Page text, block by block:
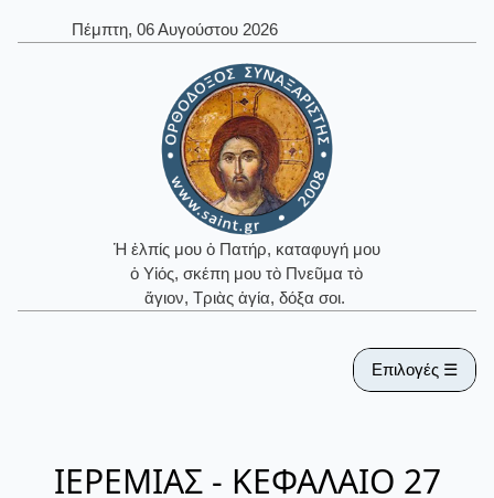
Πέμπτη, 06 Αυγούστου 2026
Ἡ ἐλπίς μου ὁ Πατήρ, καταφυγή μου
ὁ Υἱός, σκέπη μου τὸ Πνεῦμα τὸ
ἅγιον, Τριὰς ἁγία, δόξα σοι.
Επιλογές ☰
ΙΕΡΕΜΙΑΣ - ΚΕΦΑΛΑΙΟ 27